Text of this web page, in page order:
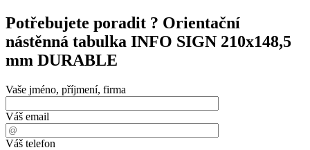
Potřebujete poradit ? Orientační
nástěnná tabulka INFO SIGN 210x148,5
mm DURABLE
Vaše jméno, příjmení, firma
Váš email
Váš telefon